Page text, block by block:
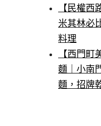
【民權西
米其林必
料理
【西門町
麵｜小南
麵，招牌